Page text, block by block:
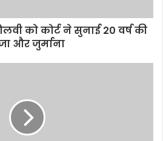
को कोर्ट ने सुनाई 20 वर्ष की
और जुर्माना